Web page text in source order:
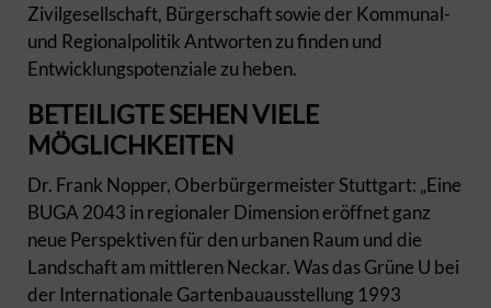
Zivilgesellschaft, Bürgerschaft sowie der Kommunal-
und Regionalpolitik Antworten zu finden und
Entwicklungspotenziale zu heben.
BETEILIGTE SEHEN VIELE
MÖGLICHKEITEN
Dr. Frank Nopper, Oberbürgermeister Stuttgart: „Eine
BUGA 2043 in regionaler Dimension eröffnet ganz
neue Perspektiven für den urbanen Raum und die
Landschaft am mittleren Neckar. Was das Grüne U bei
der Internationale Gartenbauausstellung 1993